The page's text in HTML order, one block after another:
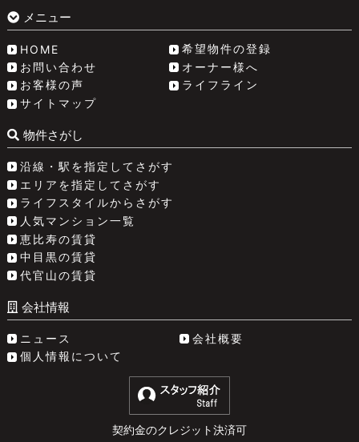
メニュー
HOME
希望物件の登録
お問い合わせ
オーナー様へ
お客様の声
ライフライン
サイトマップ
物件さがし
沿線・駅を指定してさがす
エリアを指定してさがす
ライフスタイルからさがす
人気マンション一覧
恵比寿の賃貸
中目黒の賃貸
代官山の賃貸
会社情報
ニュース
会社概要
個人情報について
契約金のクレジット決済可